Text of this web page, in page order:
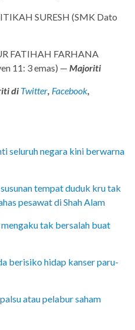
SURESH (SMK Dato
FATIHAH FARHANA
11: 3 emas) — Majoriti
di Twitter Facebook
seluruh negara kini berwarna
tempat duduk kru tak
pesawat di Shah Alam
tak bersalah buat
berisiko hidap kanser paru-
atau pelabur saham